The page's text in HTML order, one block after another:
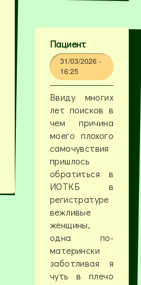
Пациент
31/03/2026 -
16:25
Ввиду многих
лет поисков в
чем причина
моего плохого
самочувствия
пришлось
обратиться в
ИОТКБ в
регистратуре
вежливые
женщины,
одна по-
матерински
заботливая я
чуть в плечо